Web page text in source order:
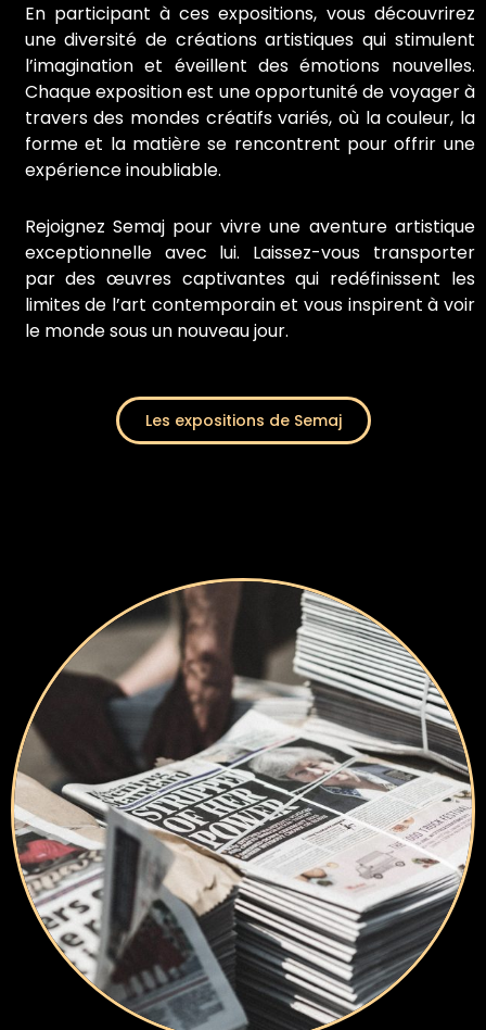
En participant à ces expositions, vous découvrirez
une diversité de créations artistiques qui stimulent
l’imagination et éveillent des émotions nouvelles.
Chaque exposition est une opportunité de voyager à
travers des mondes créatifs variés, où la couleur, la
forme et la matière se rencontrent pour offrir une
expérience inoubliable.
Rejoignez Semaj pour vivre une aventure artistique
exceptionnelle avec lui. Laissez-vous transporter
par des œuvres captivantes qui redéfinissent les
limites de l’art contemporain et vous inspirent à voir
le monde sous un nouveau jour.
Les expositions de Semaj